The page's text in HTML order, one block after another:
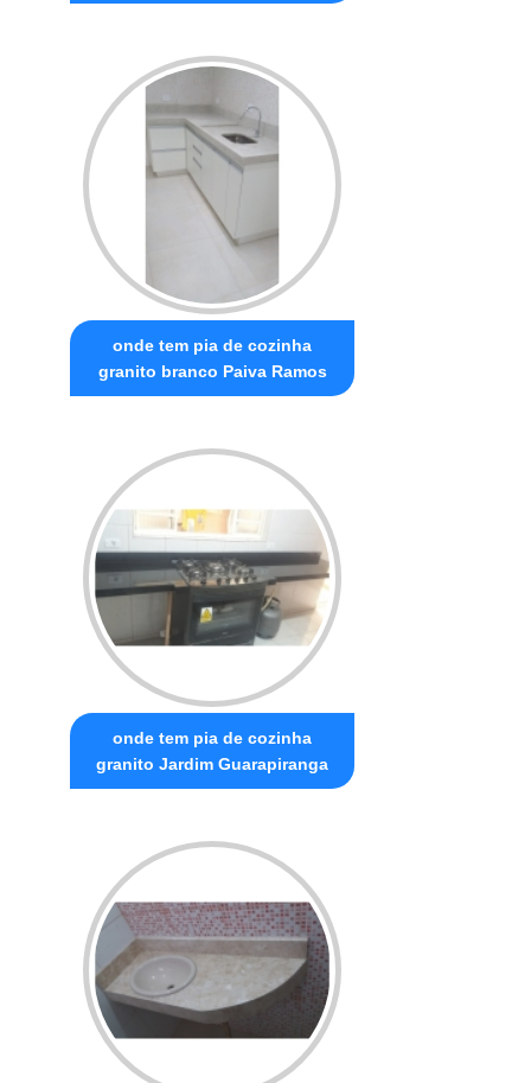
onde tem pia de cozinha
granito branco Paiva Ramos
onde tem pia de cozinha
granito Jardim Guarapiranga